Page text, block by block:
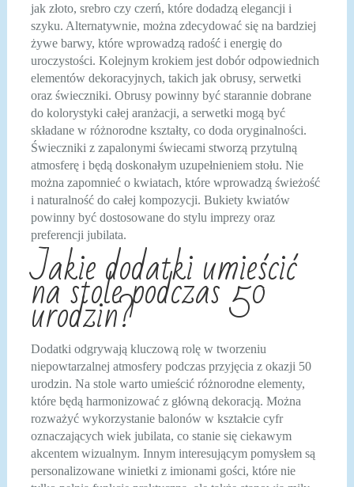
jak złoto, srebro czy czerń, które dodadzą elegancji i
szyku. Alternatywnie, można zdecydować się na bardziej
żywe barwy, które wprowadzą radość i energię do
uroczystości. Kolejnym krokiem jest dobór odpowiednich
elementów dekoracyjnych, takich jak obrusy, serwetki
oraz świeczniki. Obrusy powinny być starannie dobrane
do kolorystyki całej aranżacji, a serwetki mogą być
składane w różnorodne kształty, co doda oryginalności.
Świeczniki z zapalonymi świecami stworzą przytulną
atmosferę i będą doskonałym uzupełnieniem stołu. Nie
można zapomnieć o kwiatach, które wprowadzą świeżość
i naturalność do całej kompozycji. Bukiety kwiatów
powinny być dostosowane do stylu imprezy oraz
preferencji jubilata.
Jakie dodatki umieścić
na stole podczas 50
urodzin?
Dodatki odgrywają kluczową rolę w tworzeniu
niepowtarzalnej atmosfery podczas przyjęcia z okazji 50
urodzin. Na stole warto umieścić różnorodne elementy,
które będą harmonizować z główną dekoracją. Można
rozważyć wykorzystanie balonów w kształcie cyfr
oznaczających wiek jubilata, co stanie się ciekawym
akcentem wizualnym. Innym interesującym pomysłem są
personalizowane winietki z imionami gości, które nie